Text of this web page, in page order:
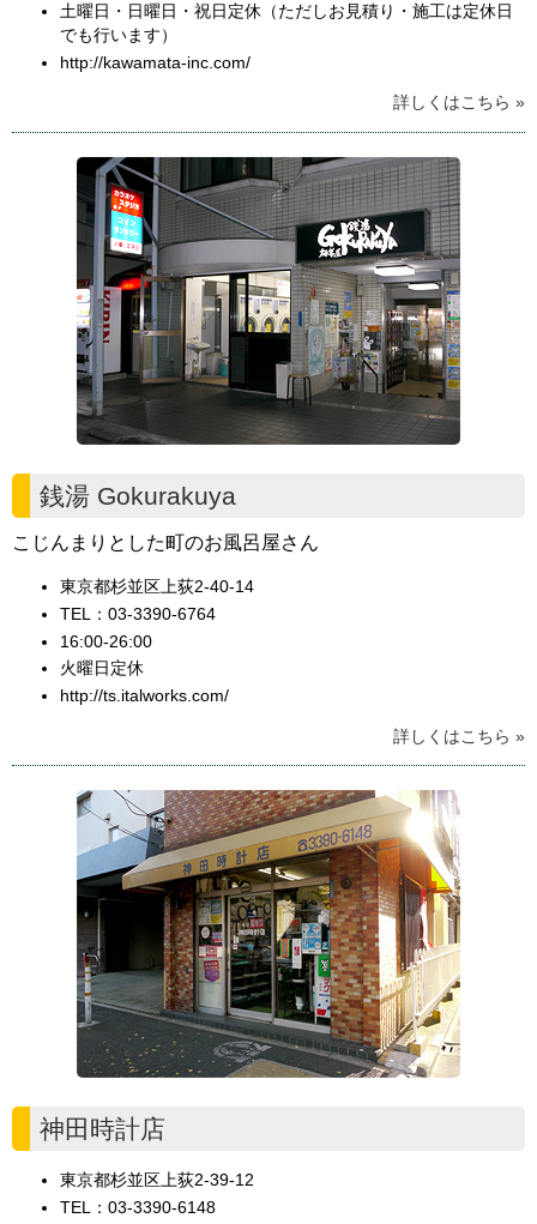
土曜日・日曜日・祝日定休（ただしお見積り・施工は定休日
でも行います）
http://kawamata-inc.com/
詳しくはこちら »
銭湯 Gokurakuya
こじんまりとした町のお風呂屋さん
東京都杉並区上荻2-40-14
TEL：03-3390-6764
16:00-26:00
火曜日定休
http://ts.italworks.com/
詳しくはこちら »
神田時計店
東京都杉並区上荻2-39-12
TEL：03-3390-6148